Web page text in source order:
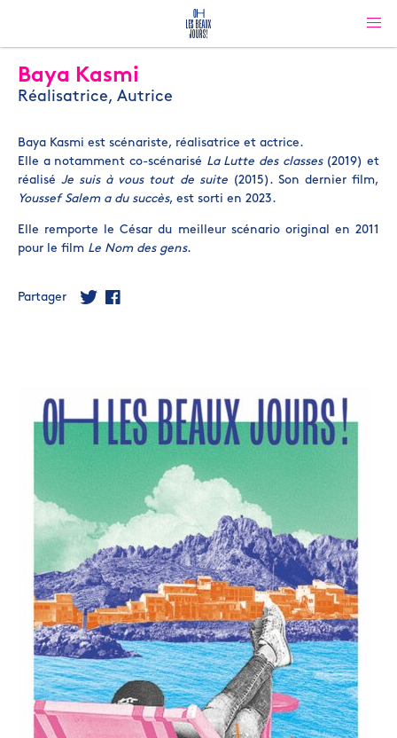
Baya Kasmi
Réalisatrice, Autrice
Baya Kasmi est scénariste, réalisatrice et actrice.
Elle a notamment co-scénarisé La Lutte des classes(2019) et
réaliséJe suis à vous tout de suite(2015). Son dernier film,
Youssef Salem a du succès, est sorti en 2023.
Elle remporte le César du meilleur scénario original en 2011
pour le film Le Nom des gens.
Partager